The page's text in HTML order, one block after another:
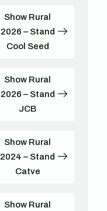
Show Rural
2026 – Stand
Cool Seed
Show Rural
2026 – Stand
JCB
Show Rural
2024 – Stand
Catve
Show Rural